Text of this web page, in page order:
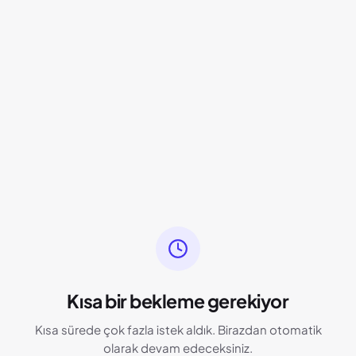
Kısa bir bekleme gerekiyor
Kısa sürede çok fazla istek aldık. Birazdan otomatik
olarak devam edeceksiniz.